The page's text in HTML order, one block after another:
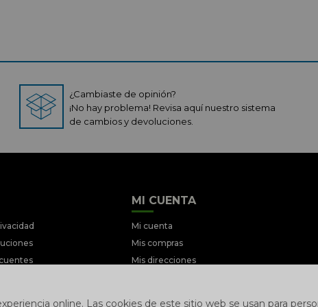
online. Las cookies de este sitio web se usan para
¿Cambiaste de opinión?
¡No hay problema! Revisa aquí nuestro sistema
de cambios y devoluciones.
MI CUENTA
Mi cuenta
Mis compras
Mis direcciones